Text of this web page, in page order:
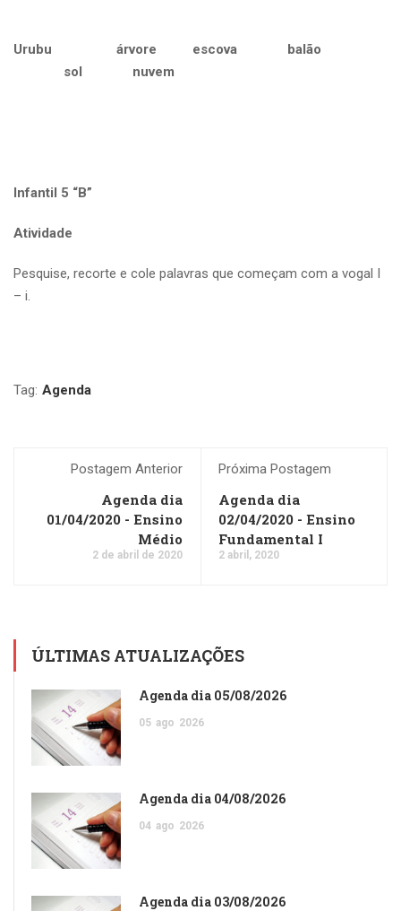
Urubu árvore escova balão
sol nuvem
Infantil 5 “B”
Atividade
Pesquise, recorte e cole palavras que começam com a vogal I
– i.
Tag: Agenda
Postagem Anterior
Agenda dia
01/04/2020 - Ensino
Médio
2 de abril de 2020
Próxima Postagem
Agenda dia
02/04/2020 - Ensino
Fundamental I
2 abril, 2020
ÚLTIMAS ATUALIZAÇÕES
Agenda dia 05/08/2026
05 ago 2026
Agenda dia 04/08/2026
04 ago 2026
Agenda dia 03/08/2026